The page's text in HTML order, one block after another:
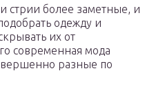
стрии более заметные, и
одежду и
их от
современная мода
разные по